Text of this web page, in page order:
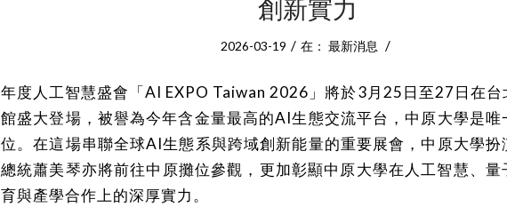
創新實力
2026-03-19 / 在： 最新消息 /
年度人工智慧盛會「AI EXPO Taiwan 2026」將於3月25日至27日在台
館盛大登場，被譽為今年含金量最高的AI生態交流平台，中原大學是
位。在這場串聯全球AI生態系與跨域創新能量的重要展會，中原大學
總統蕭美琴亦將前往中原攤位參觀，更加彰顯中原大學在人工智慧、
育與產學合作上的深厚實力。